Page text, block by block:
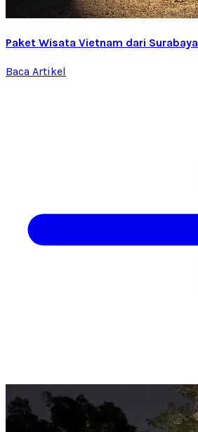
Paket Wisata Vietnam dari
Baca Artikel